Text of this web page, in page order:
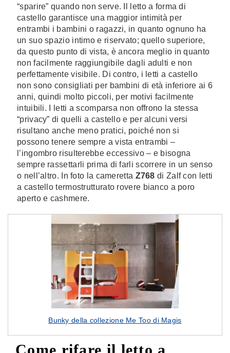
“sparire” quando non serve. Il letto a forma di
castello garantisce una maggior intimità per
entrambi i bambini o ragazzi, in quanto ognuno ha
un suo spazio intimo e riservato; quello superiore,
da questo punto di vista, è ancora meglio in quanto
non facilmente raggiungibile dagli adulti e non
perfettamente visibile. Di contro, i letti a castello
non sono consigliati per bambini di età inferiore ai 6
anni, quindi molto piccoli, per motivi facilmente
intuibili. I letti a scomparsa non offrono la stessa
“privacy” di quelli a castello e per alcuni versi
risultano anche meno pratici, poiché non si
possono tenere sempre a vista entrambi –
l’ingombro risulterebbe eccessivo – e bisogna
sempre rassettarli prima di farli scorrere in un senso
o nell’altro. In foto la cameretta Z768 di Zalf con letti
a castello termostrutturato rovere bianco a poro
aperto e cashmere.
Bunky della collezione Me Too di Magis